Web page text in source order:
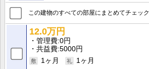
この建物のすべての部屋にまとめてチェック
12.0万円
管理費 0円
共益費 5000円
1ヶ月
1ヶ月